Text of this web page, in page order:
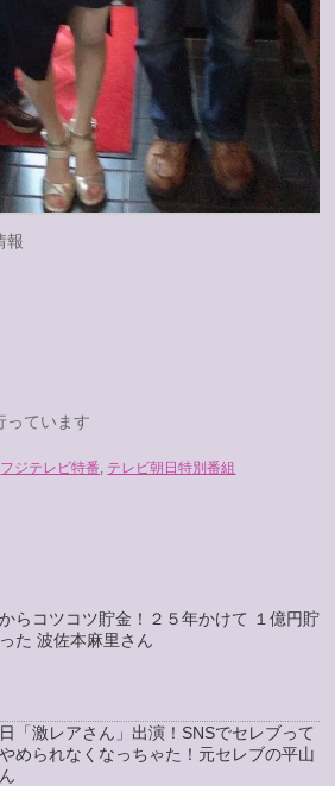
報
ています
フジテレビ特番, テレビ朝日特別番組
らコツコツ貯金！２５年かけて １億円貯
た 波佐本麻里さん
「激レアさん」出演！SNSでセレブって
められなくなっちゃた！元セレブの平山